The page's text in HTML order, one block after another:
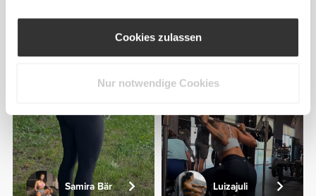
Cookies zulassen
Nur notwendige Cookies
Samira Bär Luizajuli